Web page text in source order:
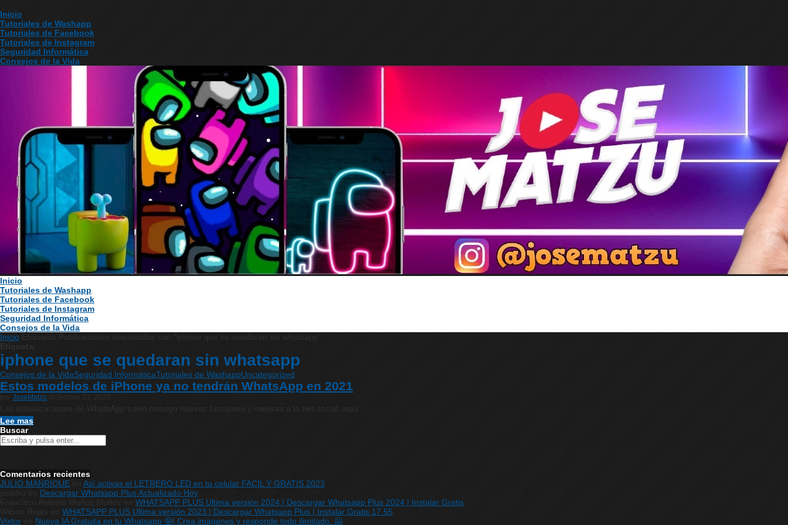
Inicio
Tutoriales de Washapp
Tutoriales de Facebook
Tutoriales de Instagram
Seguridad Informática
Consejos de la Vida
Inicio
Tutoriales de Washapp
Tutoriales de Facebook
Tutoriales de Instagram
Seguridad Informática
Consejos de la Vida
Inicio
Etiqueta:
iphone que se quedaran sin whatsapp
Consejos de la VidaSeguridad InformáticaTutoriales de WashappUncategorized
Estos modelos de iPhone ya no tendrán WhatsApp en 2021
JoseMatzu
Las actualizaciones de WhatsApp traen consigo nuevas funciones y mejoras a la red social; aquí…
Lee mas
Buscar
Comentarios recientes
JULIO MANRIQUE
Así activas el LETRERO LED en tu celular FACIL Y GRATIS 2023
josicho
Descargar Whatsapp Plus Actualizado Hoy
Francisco Antonio Muñoz Muñoz
WHATSAPP PLUS Ultima versión 2024 | Descargar Whatsapp Plus 2024 | Instalar Gratis
WHATSAPP PLUS Ultima versión 2023 | Descargar Whatsapp Plus | Instalar Gratis 17.55
Vixtor
Nueva IA Gratuita en tu Whatsapp 🤩| Crea imagenes y responde todo ilimitado. 🤗